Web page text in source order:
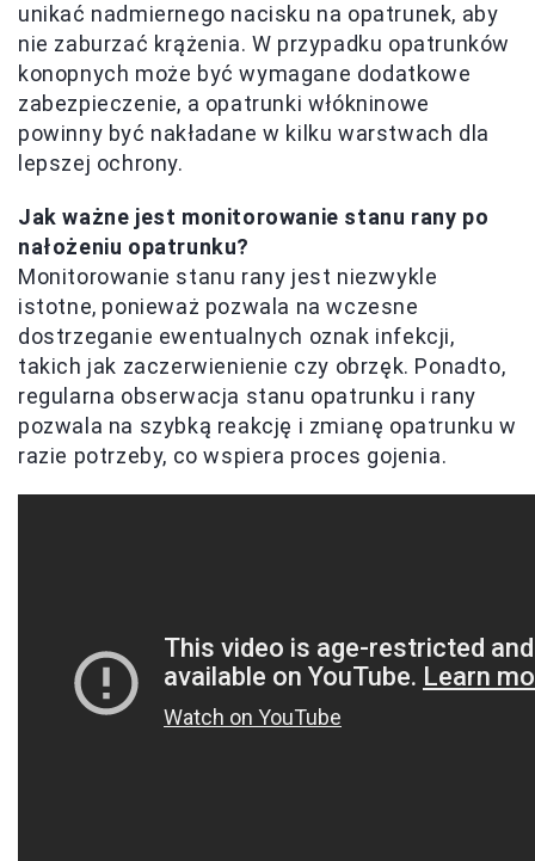
unikać nadmiernego nacisku na opatrunek, aby
nie zaburzać krążenia. W przypadku opatrunków
konopnych może być wymagane dodatkowe
zabezpieczenie, a opatrunki włókninowe
powinny być nakładane w kilku warstwach dla
lepszej ochrony.
Jak ważne jest monitorowanie stanu rany po
nałożeniu opatrunku?
Monitorowanie stanu rany jest niezwykle
istotne, ponieważ pozwala na wczesne
dostrzeganie ewentualnych oznak infekcji,
takich jak zaczerwienienie czy obrzęk. Ponadto,
regularna obserwacja stanu opatrunku i rany
pozwala na szybką reakcję i zmianę opatrunku w
razie potrzeby, co wspiera proces gojenia.